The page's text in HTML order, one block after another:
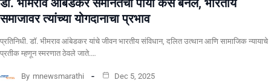
डॉ. भीमराव आंबेडकर समानतेचा पाया कसे बनले, भारतीय
समाजावर त्यांच्या योगदानाचा प्रभाव
प्रतिनिधी. ​डॉ. भीमराव आंबेडकर यांचे जीवन भारतीय संविधान, दलित उत्थान आणि सामाजिक न्यायाचे
प्रतीक म्हणून स्मरणात ठेवले जाते.…
By mnewsmarathi Dec 5, 2025